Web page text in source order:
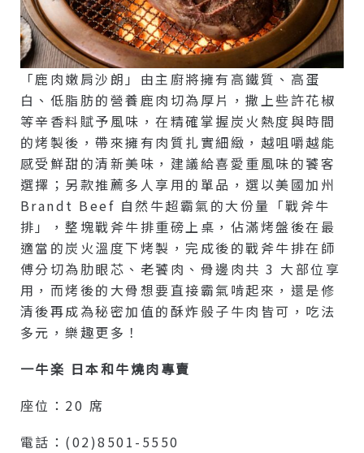
「鹿肉嫩肩沙朗」由主廚將擁有高鐵質、高蛋
白、低脂肪的營養鹿肉切為厚片，撒上些許花椒
等辛香料賦予風味，在精確掌握炭火熱度與時間
的烤製後，帶來擁有肉質扎實細緻，越咀嚼越能
感受鮮甜的清新美味，建議給喜愛重風味的饕客
選擇；另款推薦多人享用的單品，選以美國加州
Brandt Beef 自然牛超霸氣的大份量「戰斧牛
排」，整塊戰斧牛排重磅上桌，佔滿烤盤後在最
適當的炭火溫度下烤製，完成後的戰斧牛排在師
傅分切為肋眼芯、老饕肉、骨邊肉共 3 大部位享
用，而烤後的大骨想要直接霸氣啃起來，還是修
清後再成為秘密加值的酥炸骰子牛肉皆可，吃法
多元，樂趣更多！
一牛楽 日本和牛燒肉專賣
座位：20 席
電話：(02)8501-5550